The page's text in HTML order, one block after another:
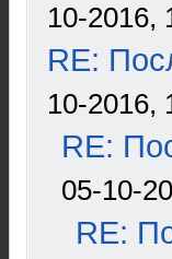
10-2016,
RE:
10-2016,
RE:
05-10-
RE: